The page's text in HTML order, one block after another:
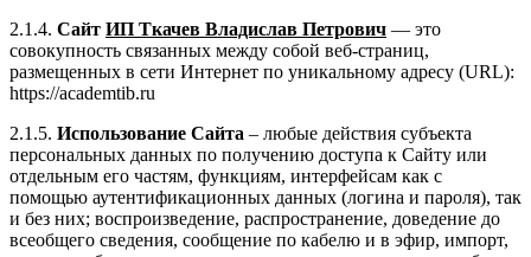
2.1.4. Сайт ИП Ткачев Владислав Петрович — это
совокупность связанных между собой веб-страниц,
размещенных в сети Интернет по уникальному адресу (URL):
https://academtib.ru
2.1.5. Использование Сайта – любые действия субъекта
персональных данных по получению доступа к Сайту или
отдельным его частям, функциям, интерфейсам как с
помощью аутентификационных данных (логина и пароля), так
и без них; воспроизведение, распространение, доведение до
всеобщего сведения, сообщение по кабелю и в эфир, импорт,